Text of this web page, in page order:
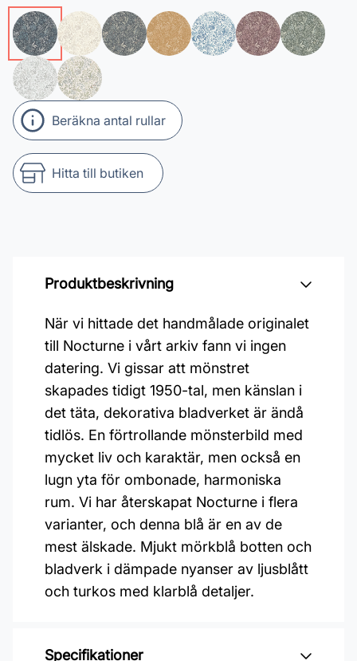
Beräkna antal rullar
Hitta till butiken
Produktbeskrivning
När vi hittade det handmålade originalet
till Nocturne i vårt arkiv fann vi ingen
datering. Vi gissar att mönstret
skapades tidigt 1950-tal, men känslan i
det täta, dekorativa bladverket är ändå
tidlös. En förtrollande mönsterbild med
mycket liv och karaktär, men också en
lugn yta för ombonade, harmoniska
rum. Vi har återskapat Nocturne i flera
varianter, och denna blå är en av de
mest älskade. Mjukt mörkblå botten och
bladverk i dämpade nyanser av ljusblått
och turkos med klarblå detaljer.
Specifikationer